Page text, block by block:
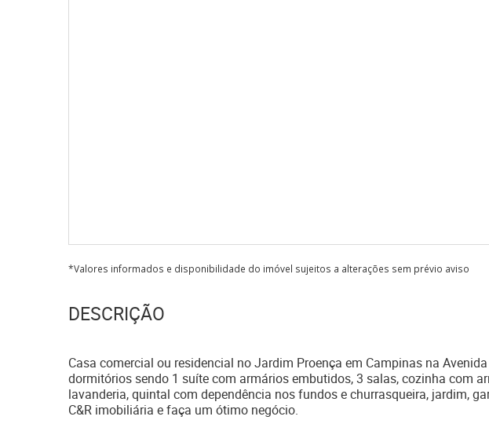
*Valores informados e disponibilidade do imóvel sujeitos a alterações sem prévio aviso
DESCRIÇÃO
Casa comercial ou residencial no Jardim Proença em Campinas na
dormitórios sendo 1 suíte com armários embutidos, 3 salas, cozinha com
lavanderia, quintal com dependência nos fundos e churrasqueira, jardim,
C&R imobiliária e faça um ótimo negócio.